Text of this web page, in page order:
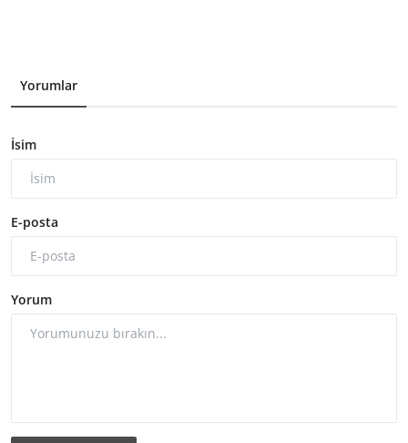
Yorumlar
İsim
E-posta
Yorum